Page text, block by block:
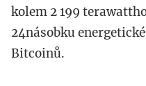
kolem 2 199
24násobku
Bitcoinů.